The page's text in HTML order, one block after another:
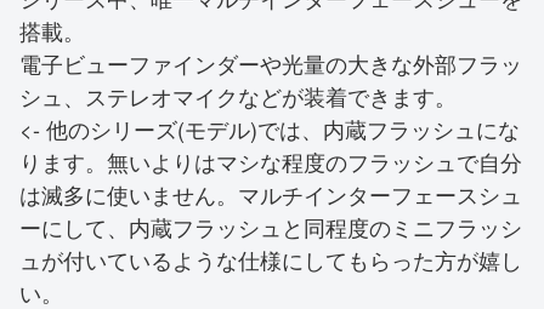
搭載。
電子ビューファインダーや光量の大きな外部フラッ
シュ、ステレオマイクなどが装着できます。
<- 他のシリーズ(モデル)では、内蔵フラッシュにな
ります。無いよりはマシな程度のフラッシュで自分
は滅多に使いません。マルチインターフェースシュ
ーにして、内蔵フラッシュと同程度のミニフラッシ
ュが付いているような仕様にしてもらった方が嬉し
い。